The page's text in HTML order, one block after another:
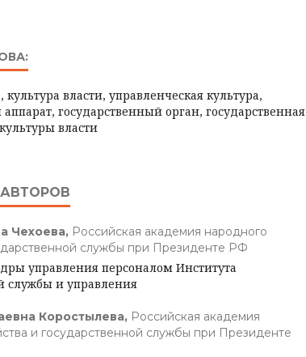
культура власти, управленческая культура,
государственный орган, государственная
власти
Чехоева, Российская академия народного
службы при Президенте РФ
управления персоналом Института
службы и управления
Коростылева, Российская академия
и государственной службы при Президенте